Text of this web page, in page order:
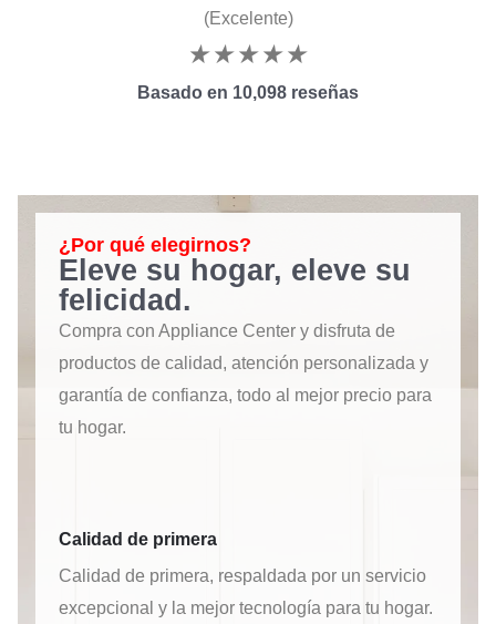
(Excelente)
★★★★★
Basado en 10,098 reseñas
¿Por qué elegirnos?
Eleve su hogar, eleve su
felicidad.
Compra con Appliance Center y disfruta de
productos de calidad, atención personalizada y
garantía de confianza, todo al mejor precio para
tu hogar.
Calidad de primera
Calidad de primera, respaldada por un servicio
excepcional y la mejor tecnología para tu hogar.